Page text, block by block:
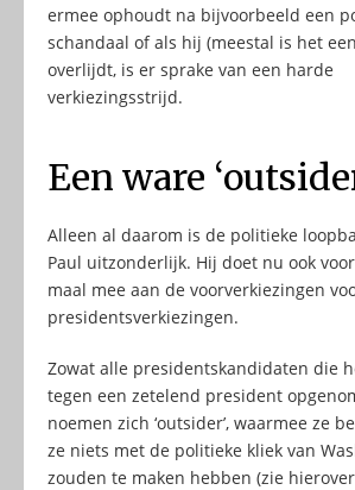
ermee ophoudt na bijvoorbeeld een
schandaal of als hij (meestal is het een
overlijdt, is er sprake van een harde
verkiezingsstrijd.
Een ware
Alleen al daarom is de politieke
Paul uitzonderlijk. Hij doet nu ook
maal mee aan de voorverkiezingen
presidentsverkiezingen.
Zowat alle presidentskandidaten die
tegen een zetelend president
noemen zich ‘outsider’, waarmee ze
ze niets met de politieke kliek van
zouden te maken hebben (zie